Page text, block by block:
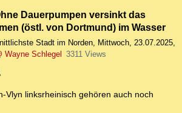
Dauerpumpen versinkt das
(östl. von Dortmund) im Wasser
Stadt im Norden, Mittwoch, 23.07.2025,
Wayne Schlegel 3311 Views
Vlyn linksrheinisch gehören auch noch